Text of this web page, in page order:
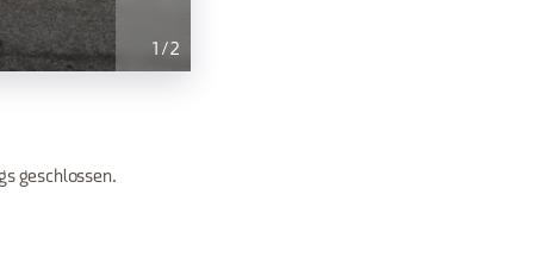
1 /2
geschlossen.